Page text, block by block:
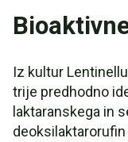
Iz kultur
trije predhodno
laktaranskega in
deoksilaktarorufin